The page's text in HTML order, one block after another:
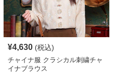
¥4,630 (税込)
チャイナ服 クラシカル刺繍チャ
イナブラウス